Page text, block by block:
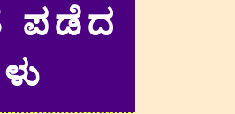
ಪಡೆದ